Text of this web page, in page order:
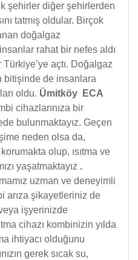
şehirler diğer şehirlerden
tatmış oldular. Birçok
doğalgaz
rahat bir nefes aldı
açtı. Doğalgaz
bitişinde de insanlara
oldu. Ümitköy ECA
cihazlarınıza bir
bulunmaktayız. Geçen
neden olsa da,
olup, ısıtma ve
yaşatmaktayız .
uzman ve deneyimli
arıza şikayetleriniz de
işyerinizde
cihazı kombinizin yılda
ihtiyacı olduğunu
gerek sıcak su,